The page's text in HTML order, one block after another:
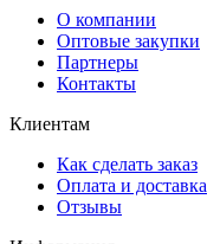
О компании
Оптовые закупки
Партнеры
Контакты
Клиентам
Как сделать заказ
Оплата и доставка
Отзывы